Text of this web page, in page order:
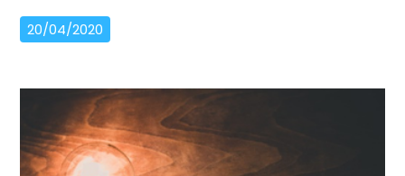
20/04/2020